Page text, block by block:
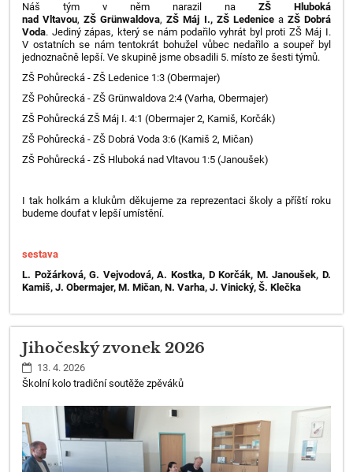
Náš tým v něm narazil na ZŠ Hluboká
nad Vltavou,ZŠGrünwaldova,ZŠ Máj I., ZŠ Ledenice a ZŠ Dobrá
Voda. Jediný zápas, který se nám podařilo vyhrát byl proti ZŠ Máj I.
V ostatních se nám tentokrát bohužel vůbec nedařilo a soupeř byl
jednoznačně lepší. Ve skupině jsme obsadili 5. místo ze šesti týmů.
ZŠ Pohůrecká - ZŠ Ledenice 1:3 (Obermajer)
ZŠ Pohůrecká - ZŠ Grünwaldova 2:4 (Varha, Obermajer)
ZŠ Pohůrecká ZŠ Máj I. 4:1 (Obermajer 2, Kamiš, Korčák)
ZŠ Pohůrecká - ZŠ Dobrá Voda 3:6 (Kamiš 2, Mičan)
ZŠ Pohůrecká - ZŠ Hluboká nad Vltavou 1:5 (Janoušek)
I tak holkám a klukům děkujeme za reprezentaci školy a příští roku
budeme doufat v lepší umístění.
sestava
L. Požárková, G. Vejvodová, A. Kostka, D Korčák, M. Janoušek, D.
Kamiš, J. Obermajer, M. Mičan, N. Varha, J. Vinický, Š. Klečka
Jihočeský zvonek 2026
13. 4. 2026
Školní kolo tradiční soutěže zpěváků